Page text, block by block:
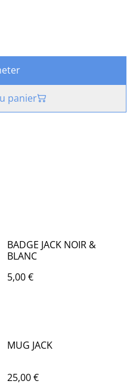
panier
BADGE JACK NOIR &
BLANC
5,00 €
MUG JACK
25,00 €